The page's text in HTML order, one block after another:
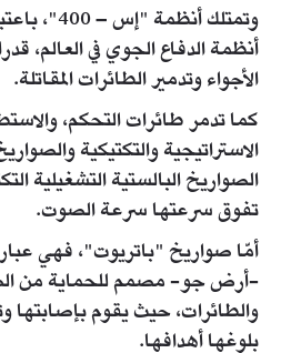
وتمتلك
أنظمة الدفاع الجوي في العالم،
الأجواء وتدمير الطائرات المقاتلة.
كما تدمر طائرات التحكم،
الاستراتيجية والتكتيكية
الصواريخ البالستية التشغيلية
تفوق سرعتها سرعة الصوت.
أمّا صواريخ "باتريوت"، فهي
-أرض جو- مصمم للحماية من
والطائرات، حيث يقوم بإصابتها
بلوغها أهدافها.